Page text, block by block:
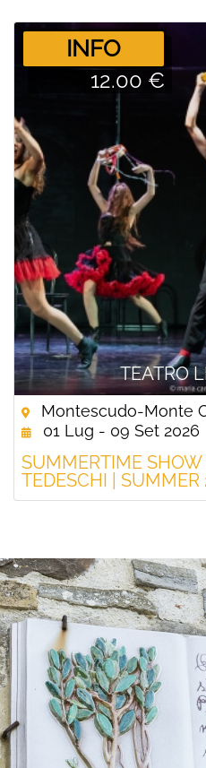
TEATRO
­INFO
12.00 €
Montescudo-Monte
01 Lug - 09 Set 2026
SUMMERTIME SHOW
TEDESCHI | SUMMER